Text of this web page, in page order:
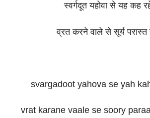
स्वर्गदूत यहोवा से यह कह
व्रत करने वाले से सूर्य परास्त
svargadoot yahova se yah
vrat karane vaale se soory